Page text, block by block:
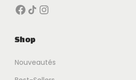
Facebook Icône de partage Instagram
Shop
Nouveautés